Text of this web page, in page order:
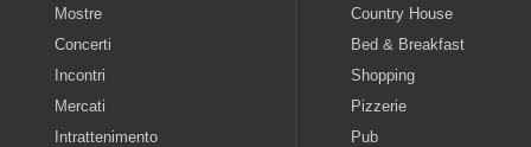
Mostre
Concerti
Incontri
Mercati
Intrattenimento
Country House
Bed & Breakfast
Shopping
Pizzerie
Pub